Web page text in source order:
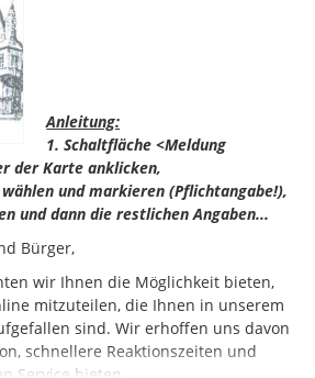
Anleitung:
1. Schaltfläche <Meldung
der Karte anklicken,
und markieren (Pflichtangabe!),
und dann die restlichen Angaben...
Bürger,
wir Ihnen die Möglichkeit bieten,
mitzuteilen, die Ihnen in unserem
sind. Wir erhoffen uns davon
schnellere Reaktionszeiten und